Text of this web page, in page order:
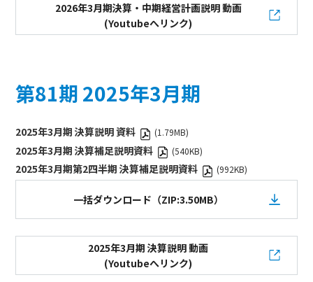
2026年3月期決算・中期経営計画説明 動画
(Youtubeへリンク)
第81期 2025年3月期
2025年3月期 決算説明 資料 (1.79MB)
2025年3月期 決算補足説明資料 (540KB)
2025年3月期第2四半期 決算補足説明資料 (992KB)
一括ダウンロード（ZIP:3.50MB）
2025年3月期 決算説明 動画
(Youtubeへリンク)